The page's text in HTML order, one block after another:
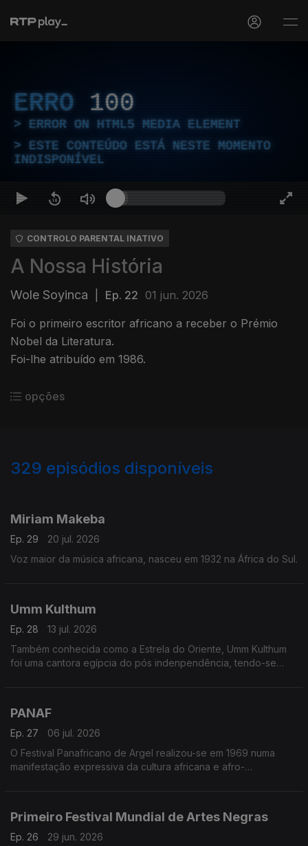
ERRO 100
ERROR ON HTML5 MEDIA ELEMENT
ESTE CONTEÚDO ESTÁ NESTE MOMENTO
INDISPONÍVEL
CONTROLO PARENTAL INATIVO
A Nossa História
Wole Soyinca Ep. 22 01 jun. 2026
Foi o primeiro escritor africano a receber o Prémio
Nobel da Literatura.
Foi-lhe atribuído em 1986.
opções
329 episódios disponíveis
Miriam Makeba
Ep. 29
20 jul. 2026
Voz maior da música africana, nasceu em 1932 na África do Sul.
Umm Kulthum
Ep. 28
13 jul. 2026
Também conhecida como a Estrela do Oriente, Umm Kulthum
foi uma cantora egípcia do pós indenpendência, tendo-se
PANAF
Ep. 27
06 jul. 2026
O Festival Panafricano de Argel realizou-se em 1969 numa
manifestação expressiva da cultura africana e afro-
Primeiro Festival Mundial de Artes Negras
Ep. 26
29 jun. 2026